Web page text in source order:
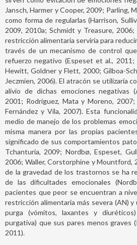
Jansch, Harmer y Cooper, 2009; Parling,
como forma de regularlas (Harrison,
2009, 2010a; Schmidt y Treasure, 2006;
restricción alimentaria serviría para
través de un mecanismo de control
refuerzo negativo (Espeset et al., 2011;
Hewitt, Goldner y Flett, 2000; Gilboa-
Jeczmien, 2006). El atracón se utilizaría
alivio de dichas emociones negativas
2001; Rodríguez, Mata y Moreno,
Fernández y Vila, 2007). Esta
medio de manejo de los problemas
misma manera por las propias
significado de sus comportamientos
Tchanturia, 2009; Nordbø, Espeset,
2006; Waller, Corstorphine y Mountford,
de la gravedad de los trastornos se ha
de las dificultades emocionales
pacientes que peor se encuentran a
restricción alimentaria más severa (AN)
purga (vómitos, laxantes y
purgativa) que sus pares menos graves
2011).